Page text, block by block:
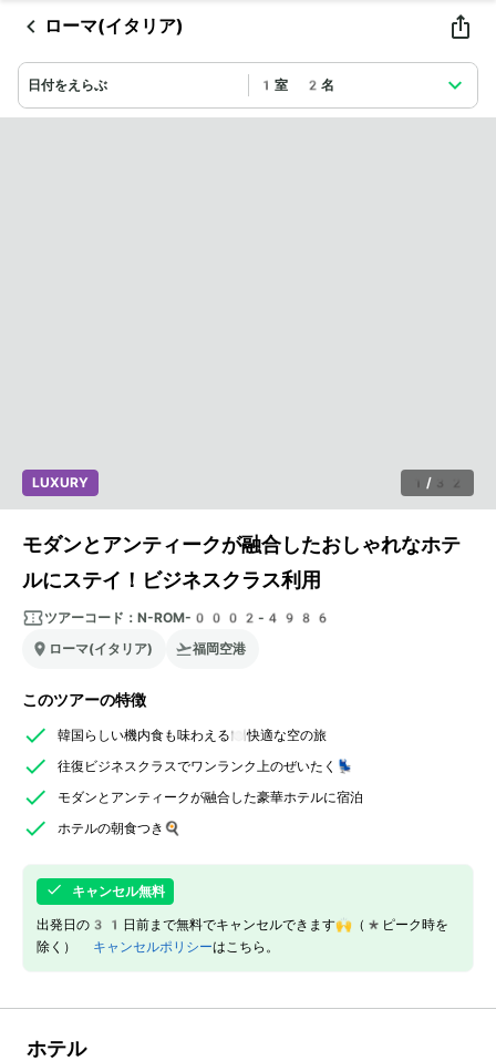
ローマ(イタリア)
日付をえらぶ 1室 2名
1 / 32
LUXURY
モダンとアンティークが融合したおしゃれなホテ
ルにステイ！ビジネスクラス利用
ツアーコード： N-ROM-0002-4986
ローマ(イタリア)
福岡空港
このツアーの特徴
韓国らしい機内食も味わえる🍽️快適な空の旅
往復ビジネスクラスでワンランク上のぜいたく💺
モダンとアンティークが融合した豪華ホテルに宿泊
ホテルの朝食つき🍳
キャンセル無料
出発日の31日前まで無料でキャンセルできます🙌（*ピーク時を
除く） キャンセルポリシーはこちら。
ホテル